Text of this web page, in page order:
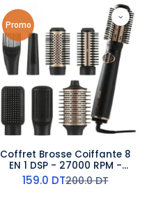
Promo
Coffret Brosse Coiffante 8
EN 1 DSP - 27000 RPM -
1000 W - Noir
159.0 DT200.0DT